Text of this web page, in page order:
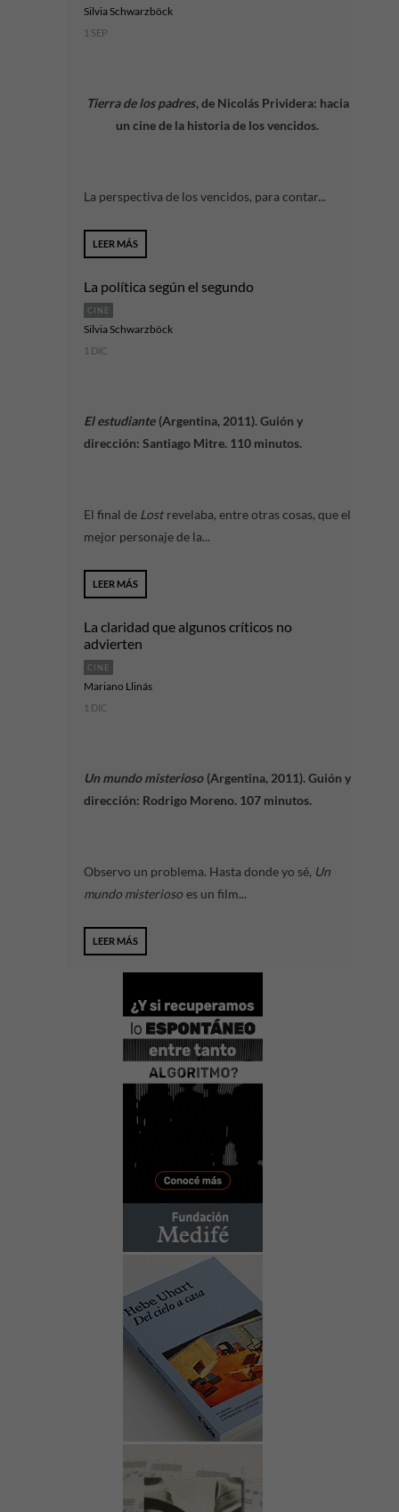
Silvia Schwarzböck
1 SEP
Tierra de los padres, de Nicolás Prividera: hacia
un cine de la historia de los vencidos.
La perspectiva de los vencidos, para contar...
LEER MÁS
La política según el segundo
CINE
Silvia Schwarzböck
1 DIC
El estudiante (Argentina, 2011). Guión y
dirección: Santiago Mitre. 110 minutos.
El final de Lost revelaba, entre otras cosas, que el
mejor personaje de la...
LEER MÁS
La claridad que algunos críticos no
advierten
CINE
Mariano Llinás
1 DIC
Un mundo misterioso (Argentina, 2011). Guión y
dirección: Rodrigo Moreno. 107 minutos.
Observo un problema. Hasta donde yo sé, Un
mundo misterioso es un film...
LEER MÁS